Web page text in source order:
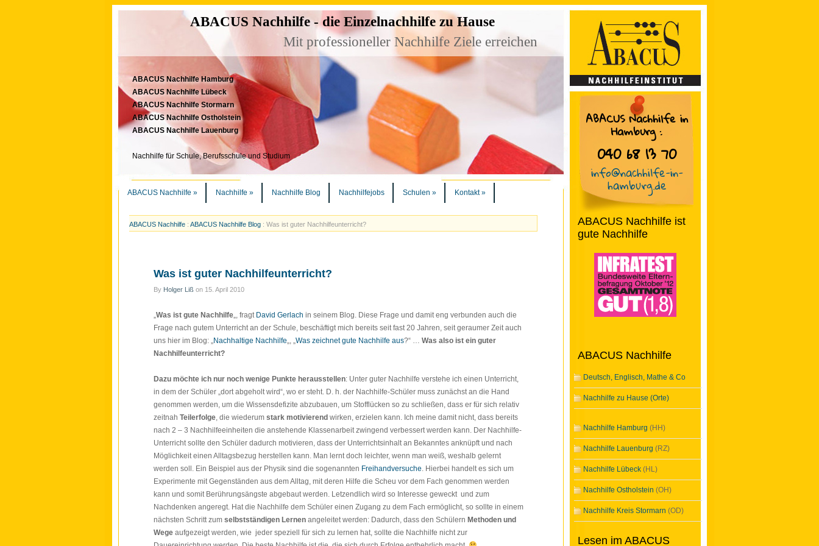
ABACUS Nachhilfe in
Hamburg:
040 68 13 70
info@nachhilfe-in-
hamburg.de
ABACUS Nachhilfe - die Einzelnachhilfe zu Hause
Mit professioneller Nachhilfe Ziele erreichen
ABACUS Nachhilfe Hamburg
ABACUS Nachhilfe Lübeck
ABACUS Nachhilfe Stormarn
ABACUS Nachhilfe Ostholstein
ABACUS Nachhilfe Lauenburg
Nachhilfe für Schule, Berufsschule und Studium
ABACUS Nachhilfe » Nachhilfe » Nachhilfe Blog Nachhilfejobs Schulen » Kontakt»
ABACUS Nachhilfe : ABACUS Nachhilfe Blog : Was ist guter Nachhilfeunterricht?
Was ist guter Nachhilfeunterricht?
By Holger Liß on 15. April 2010
„Was ist gute Nachhilfe„, fragt David Gerlach in seinem Blog. Diese Frage und damit eng verbunden auch die
Frage nach gutem Unterricht an der Schule, beschäftigt mich bereits seit fast 20 Jahren, seit geraumer Zeit auch
uns hier im Blog: „Nachhaltige Nachhilfe„, „Was zeichnet gute Nachhilfe aus?“ … Was also ist ein guter
Nachhilfeunterricht?
Dazu möchte ich nur noch wenige Punkte herausstellen: Unter guter Nachhilfe verstehe ich einen Unterricht,
in dem der Schüler „dort abgeholt wird“, wo er steht. D. h. der Nachhilfe-Schüler muss zunächst an die Hand
genommen werden, um die Wissensdefizite abzubauen, um Stofflücken so zu schließen, dass er für sich relativ
zeitnah Teilerfolge, die wiederum stark motivierend wirken, erzielen kann. Ich meine damit nicht, dass bereits
nach 2 – 3 Nachhilfeeinheiten die anstehende Klassenarbeit zwingend verbessert werden kann. Der Nachhilfe-
Unterricht sollte den Schüler dadurch motivieren, dass der Unterrichtsinhalt an Bekanntes anknüpft und nach
Möglichkeit einen Alltagsbezug herstellen kann. Man lernt doch leichter, wenn man weiß, weshalb gelernt
werden soll. Ein Beispiel aus der Physik sind die sogenannten Freihandversuche. Hierbei handelt es sich um
Experimente mit Gegenständen aus dem Alltag, mit deren Hilfe die Scheu vor dem Fach genommen werden
kann und somit Berührungsängste abgebaut werden. Letzendlich wird so Interesse geweckt und zum
Nachdenken angeregt. Hat die Nachhilfe dem Schüler einen Zugang zu dem Fach ermöglicht, so sollte in einem
nächsten Schritt zum selbstständigen Lernen angeleitet werden: Dadurch, dass den Schülern Methoden und
Wege aufgezeigt werden, wie jeder speziell für sich zu lernen hat, sollte die Nachhilfe nicht zur
ABACUS Nachhilfe ist
gute Nachhilfe
ABACUS Nachhilfe
Deutsch, Englisch, Mathe & Co
Nachhilfe zu Hause (Orte)
Nachhilfe Hamburg (HH)
Nachhilfe Lauenburg (RZ)
Nachhilfe Lübeck (HL)
Nachhilfe Ostholstein (OH)
Nachhilfe Kreis Stormarn (OD)
Lesen im ABACUS